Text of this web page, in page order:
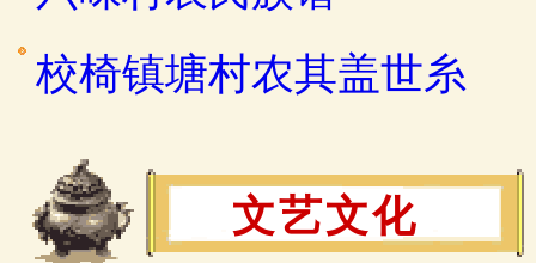
校椅镇塘村农其盖世糸
文艺文化